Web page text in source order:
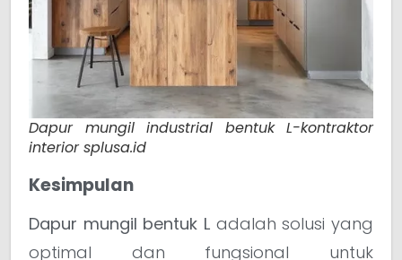
Dapur mungil industrial bentuk L-kontraktor
interior splusa.id
Kesimpulan
Dapur mungil bentuk L adalah solusi yang
optimal dan fungsional untuk